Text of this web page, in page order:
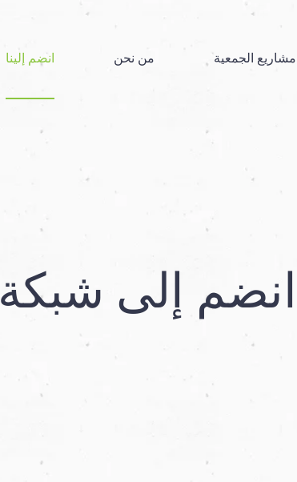
مشاريع الجمعية من نحن انضم إلينا
انضم إلى شبكة ENSES